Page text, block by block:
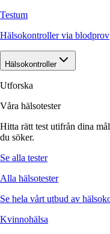
Testum
Hälsokontroller via blodprov
Hälsokontroller
Utforska
Våra hälsotester
Hitta rätt test utifrån dina
du söker.
Se alla tester
Alla hälsotester
Se hela vårt utbud av
Kvinnohälsa